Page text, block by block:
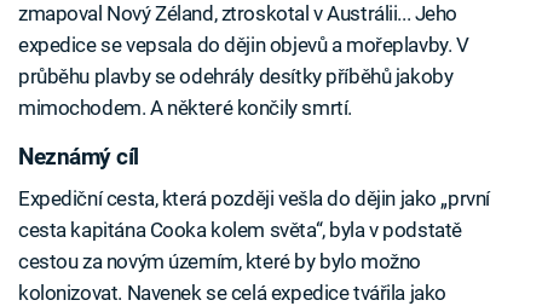
zmapoval Nový Zéland, ztroskotal v Austrálii... Jeho
expedice se vepsala do dějin objevů a mořeplavby. V
průběhu plavby se odehrály desítky příběhů jakoby
mimochodem. A některé končily smrtí.
Neznámý cíl
Expediční cesta, která později vešla do dějin jako „první
cesta kapitána Cooka kolem světa“, byla v podstatě
cestou za novým územím, které by bylo možno
kolonizovat. Navenek se celá expedice tvářila jako